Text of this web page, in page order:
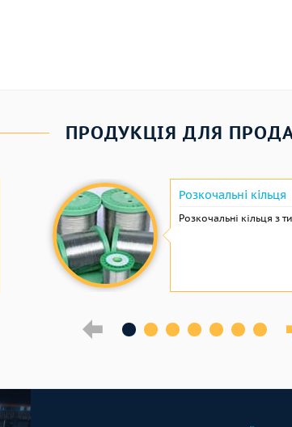
ПРОДУКЦІЯ ДЛЯ
Розкочальні кільця
Розкочальні кільця з